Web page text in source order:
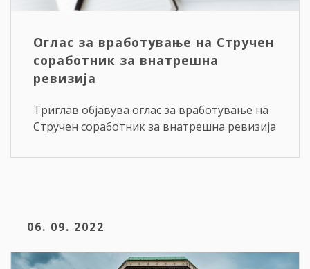
Оглас за вработување на Стручен
соработник за внатрешна
ревизија
Триглав објавува оглас за вработување на
Стручен соработник за внатрешна ревизија
06. 09. 2022